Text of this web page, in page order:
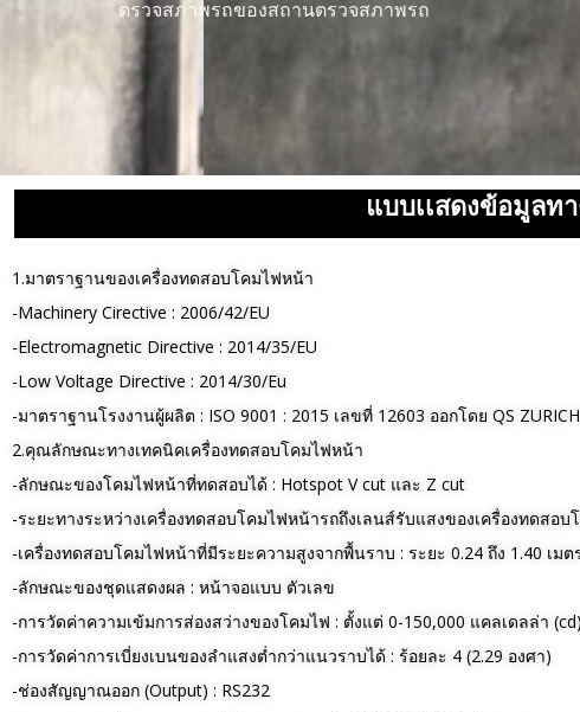
ตรวจสภาพรถของสถานตรวจสภาพรถ
แบบเเสดงข้อมูลท
1.มาตราฐานของเครื่องทดสอบโคมไฟหน้า
-Machinery Cirective : 2006/42/EU
-Electromagnetic Directive : 2014/35/EU
-Low Voltage Directive : 2014/30/Eu
-มาตราฐานโรงงานผู้ผลิต : ISO 9001 : 2015 เลขที่ 12603 ออกโดย QS
2.คุณลักษณะทางเทคนิคเครื่องทดสอบโคมไฟหน้า
-ลักษณะของโคมไฟหน้าที่ทดสอบได้ : Hotspot V cut และ Z cut
-ระยะทางระหว่างเครื่องทดสอบโคมไฟหน้ารถถึงเลนส์รับแสงของเครื่องทดสอบ
-เครื่องทดสอบโคมไฟหน้าที่มีระยะความสูงจากพื้นราบ : ระยะ 0.24 ถึง 1.40 เมต
-ลักษณะของชุดแสดงผล : หน้าจอแบบ ตัวเลข
-การวัดค่าความเข้มการส่องสว่างของโคมไฟ : ตั้งแต่ 0-150,000 แคลเดลล่า (cd)
-การวัดค่าการเบี่ยงเบนของลำแสงต่ำกว่าแนวราบได้ : ร้อยละ 4 (2.29 องศา)
-ช่องสัญญาณออก (Output) : RS232